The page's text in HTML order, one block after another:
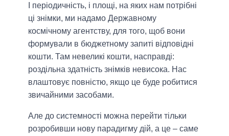
І періодичність, і площі, на яких нам потрібні
ці знімки, ми надамо Державному
космічному агентству, для того, щоб вони
формували в бюджетному запиті відповідні
кошти. Там невеликі кошти, насправді:
роздільна здатність знімків невисока. Нас
влаштовує повністю, якщо це буде робитися
звичайними засобами.
Але до системності можна перейти тільки
розробивши нову парадигму дій, а це – саме